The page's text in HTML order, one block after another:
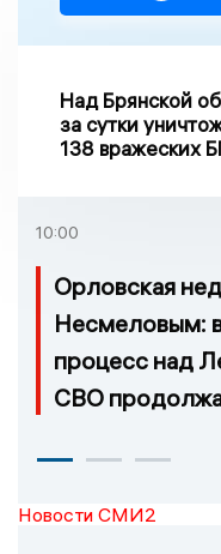
Над Брянской
за сутки
138 вражеских
10:00
Орловская
Несмеловым:
процесс над
СВО
Новости СМИ2